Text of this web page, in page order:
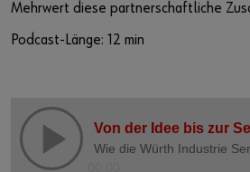
Mehrwert diese partnerschaftliche
Podcast-Länge: 12 min